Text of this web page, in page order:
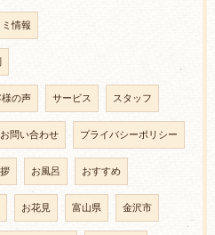
情報
の声 サービス スタッフ
お問い合わせ プライバシーポリシー
お風呂 おすすめ
お花見 富山県 金沢市